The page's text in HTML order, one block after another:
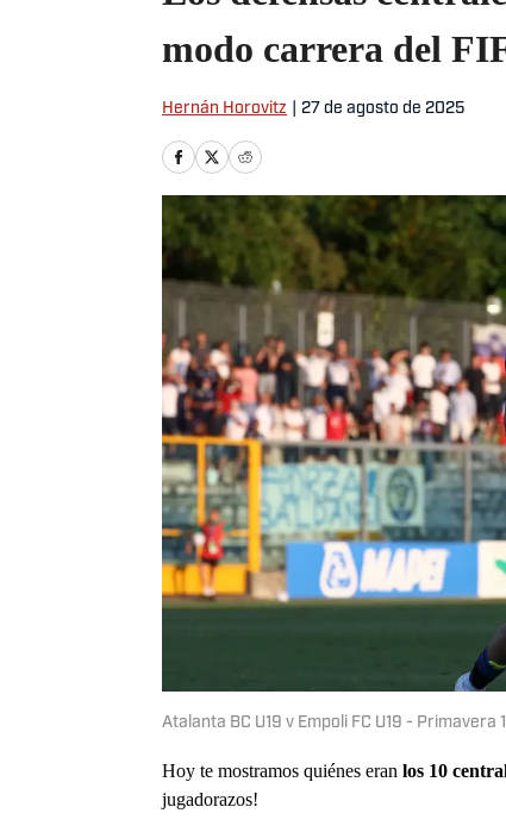
modo carrera del
Hernán Horovitz 27 de agosto de 2025
Atalanta BC U19 v Empoli FC U19 -
Hoy te mostramos quiénes eran los 10
jugadorazos!